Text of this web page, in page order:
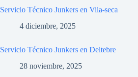
Servicio Técnico Junkers en Vila-seca
4 diciembre, 2025
Servicio Técnico Junkers en Deltebre
28 noviembre, 2025